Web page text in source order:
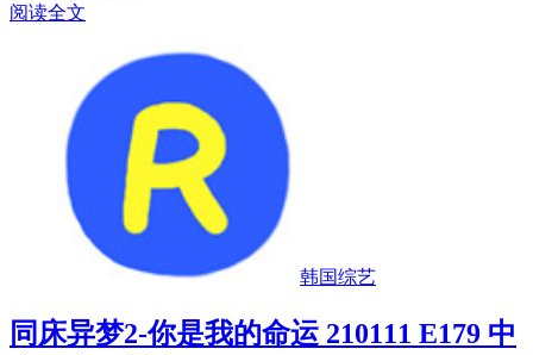
阅读全文
韩国综艺
同床异梦2-你是我的命运 210111 E179 中